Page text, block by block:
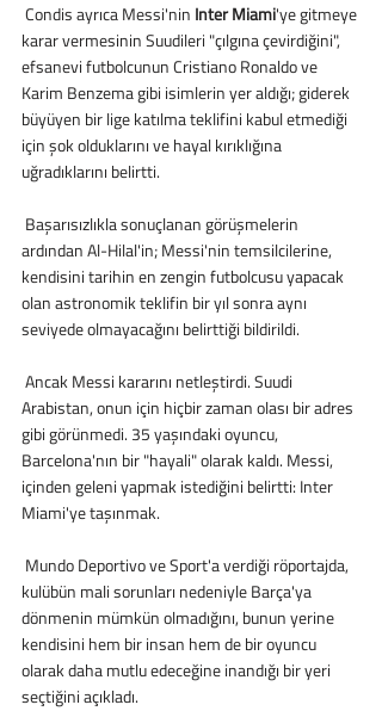
Condis ayrıca Messi'nin Inter Miami'ye gitmeye
karar vermesinin Suudileri "çılgına çevirdiğini",
efsanevi futbolcunun Cristiano Ronaldo ve
Karim Benzema gibi isimlerin yer aldığı; giderek
büyüyen bir lige katılma teklifini kabul etmediği
için şok olduklarını ve hayal kırıklığına
uğradıklarını belirtti.
ardından Al-Hilal'in; Messi'nin temsilcilerine,
kendisini tarihin en zengin futbolcusu yapacak
olan astronomik teklifin bir yıl sonra aynı
seviyede olmayacağını belirttiği bildirildi.
Arabistan, onun için hiçbir zaman olası bir adres
gibi görünmedi. 35 yaşındaki oyuncu,
Barcelona'nın bir "hayali" olarak kaldı. Messi,
içinden geleni yapmak istediğini belirtti: Inter
Miami'ye taşınmak.
kulübün mali sorunları nedeniyle Barça'ya
dönmenin mümkün olmadığını, bunun yerine
kendisini hem bir insan hem de bir oyuncu
olarak daha mutlu edeceğine inandığı bir yeri
seçtiğini açıkladı.